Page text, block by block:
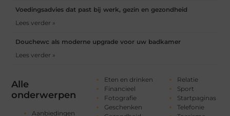
Alle
onderwerpen
Aanbiedingen
Eten en drinken
Financieel
Fotografie
Geschenken
Relatie
Sport
Startpaginas
Telefonie
Voedingsadvies dat past bij werk, gezin en gezondheid
Lees verder »
Douchewc als moderne upgrade voor uw badkamer
Lees verder »